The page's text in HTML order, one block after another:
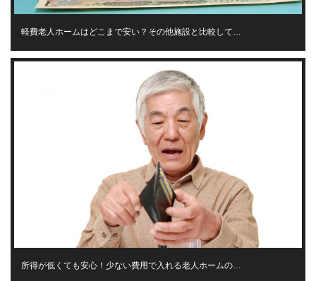
軽費老人ホームはどこまで安い？その他施設と比較して…
所得が低くても安心！少ない費用で入れる老人ホームの…